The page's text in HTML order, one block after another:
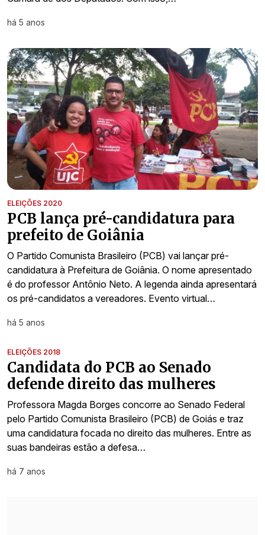
há 5 anos
ELEIÇÕES 2020
PCB lança pré-candidatura para
prefeito de Goiânia
O Partido Comunista Brasileiro (PCB) vai lançar pré-
candidatura à Prefeitura de Goiânia. O nome apresentado
é do professor Antônio Neto. A legenda ainda apresentará
os pré-candidatos a vereadores. Evento virtual…
há 5 anos
ELEIÇÕES 2018
Candidata do PCB ao Senado
defende direito das mulheres
Professora Magda Borges concorre ao Senado Federal
pelo Partido Comunista Brasileiro (PCB) de Goiás e traz
uma candidatura focada no direito das mulheres. Entre as
suas bandeiras estão a defesa…
há 7 anos